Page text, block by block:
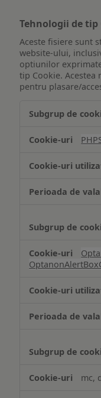
Tehnologii de tip
Aceste fisiere sunt
website-ului,
optiunilor
tip Cookie. Acestea
pentru plasare/
de
Cookie
necesare
mc,